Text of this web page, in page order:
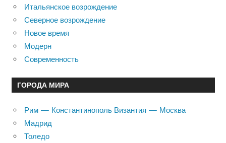
Итальянское возрождение
Северное возрождение
Новое время
Модерн
Современность
ГОРОДА МИРА
Рим — Константинополь Византия — Москва
Мадрид
Толедо